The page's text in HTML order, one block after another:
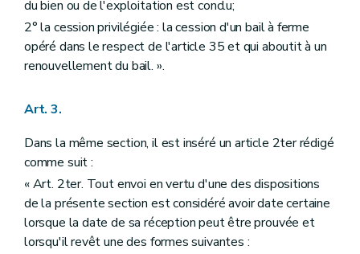
du bien ou de l'exploitation est conclu;
2° la cession privilégiée : la cession d'un bail à ferme
opéré dans le respect de l'article 35 et qui aboutit à un
renouvellement du bail. ».
Art. 3.
Dans la même section, il est inséré un article 2ter rédigé
comme suit :
« Art. 2ter. Tout envoi en vertu d'une des dispositions
de la présente section est considéré avoir date certaine
lorsque la date de sa réception peut être prouvée et
lorsqu'il revêt une des formes suivantes :